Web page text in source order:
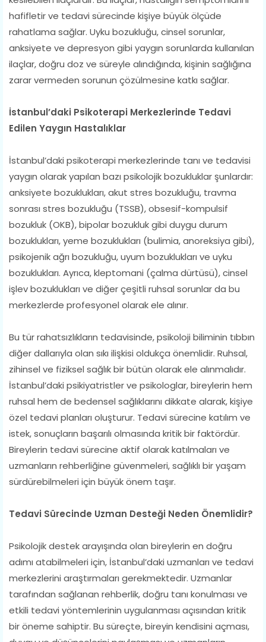
hafifletir ve tedavi sürecinde kişiye büyük ölçüde
rahatlama sağlar. Uyku bozukluğu, cinsel sorunlar,
anksiyete ve depresyon gibi yaygın sorunlarda kullanılan
ilaçlar, doğru doz ve süreyle alındığında, kişinin sağlığına
zarar vermeden sorunun çözülmesine katkı sağlar.
İstanbul’daki Psikoterapi Merkezlerinde Tedavi
Edilen Yaygın Hastalıklar
İstanbul’daki psikoterapi merkezlerinde tanı ve tedavisi
yaygın olarak yapılan bazı psikolojik bozukluklar şunlardır:
anksiyete bozuklukları, akut stres bozukluğu, travma
sonrası stres bozukluğu (TSSB), obsesif-kompulsif
bozukluk (OKB), bipolar bozukluk gibi duygu durum
bozuklukları, yeme bozuklukları (bulimia, anoreksiya gibi),
psikojenik ağrı bozukluğu, uyum bozuklukları ve uyku
bozuklukları. Ayrıca, kleptomani (çalma dürtüsü), cinsel
işlev bozuklukları ve diğer çeşitli ruhsal sorunlar da bu
merkezlerde profesyonel olarak ele alınır.
Bu tür rahatsızlıkların tedavisinde, psikoloji biliminin tıbbın
diğer dallarıyla olan sıkı ilişkisi oldukça önemlidir. Ruhsal,
zihinsel ve fiziksel sağlık bir bütün olarak ele alınmalıdır.
İstanbul’daki psikiyatristler ve psikologlar, bireylerin hem
ruhsal hem de bedensel sağlıklarını dikkate alarak, kişiye
özel tedavi planları oluşturur. Tedavi sürecine katılım ve
istek, sonuçların başarılı olmasında kritik bir faktördür.
Bireylerin tedavi sürecine aktif olarak katılmaları ve
uzmanların rehberliğine güvenmeleri, sağlıklı bir yaşam
sürdürebilmeleri için büyük önem taşır.
Tedavi Sürecinde Uzman Desteği Neden Önemlidir?
Psikolojik destek arayışında olan bireylerin en doğru
adımı atabilmeleri için, İstanbul’daki uzmanları ve tedavi
merkezlerini araştırmaları gerekmektedir. Uzmanlar
tarafından sağlanan rehberlik, doğru tanı konulması ve
etkili tedavi yöntemlerinin uygulanması açısından kritik
bir öneme sahiptir. Bu süreçte, bireyin kendisini açması,